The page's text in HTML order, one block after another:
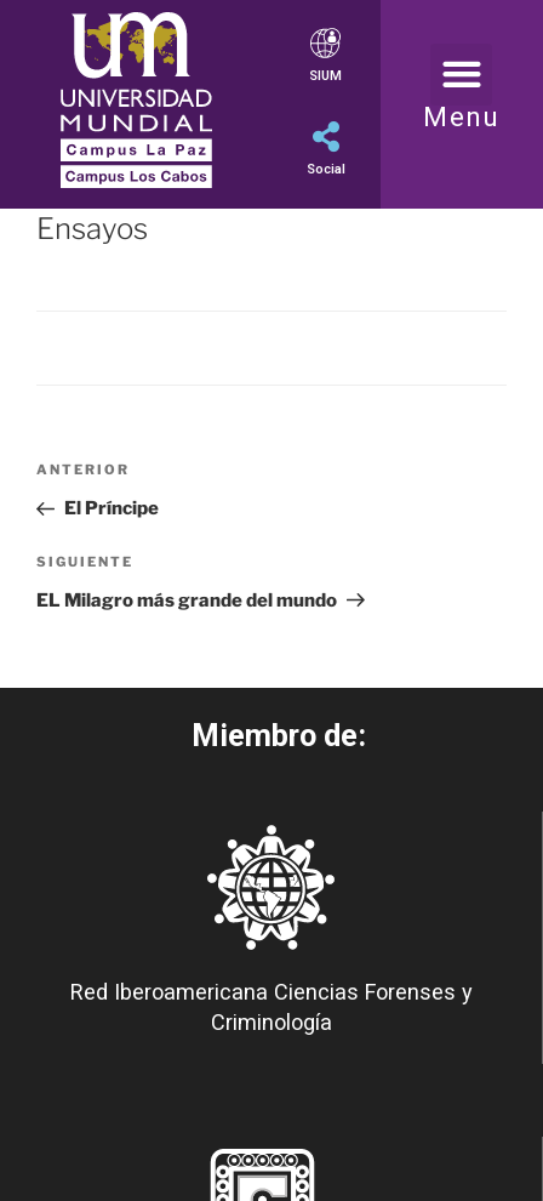
SIUM
Social
Menu
Ensayos
ANTERIOR
El Príncipe
SIGUIENTE
EL Milagro más grande del mundo
Miembro de:
Red Iberoamericana Ciencias Forenses y
Criminología